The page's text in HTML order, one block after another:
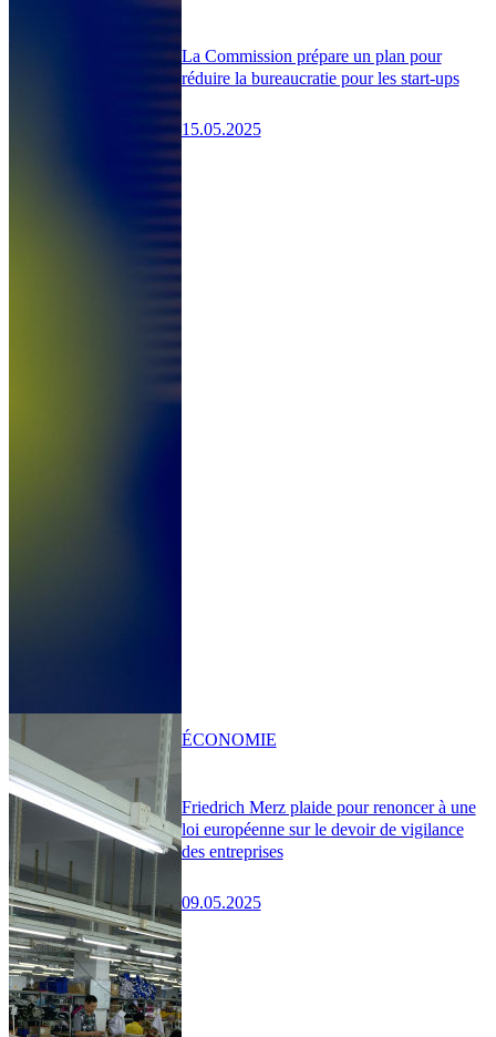
La Commission prépare un plan pour
réduire la bureaucratie pour les start-ups
15.05.2025
Friedrich Merz plaide pour renoncer à une
loi européenne sur le devoir de vigilance
des entreprises
09.05.2025
ÉCONOMIE